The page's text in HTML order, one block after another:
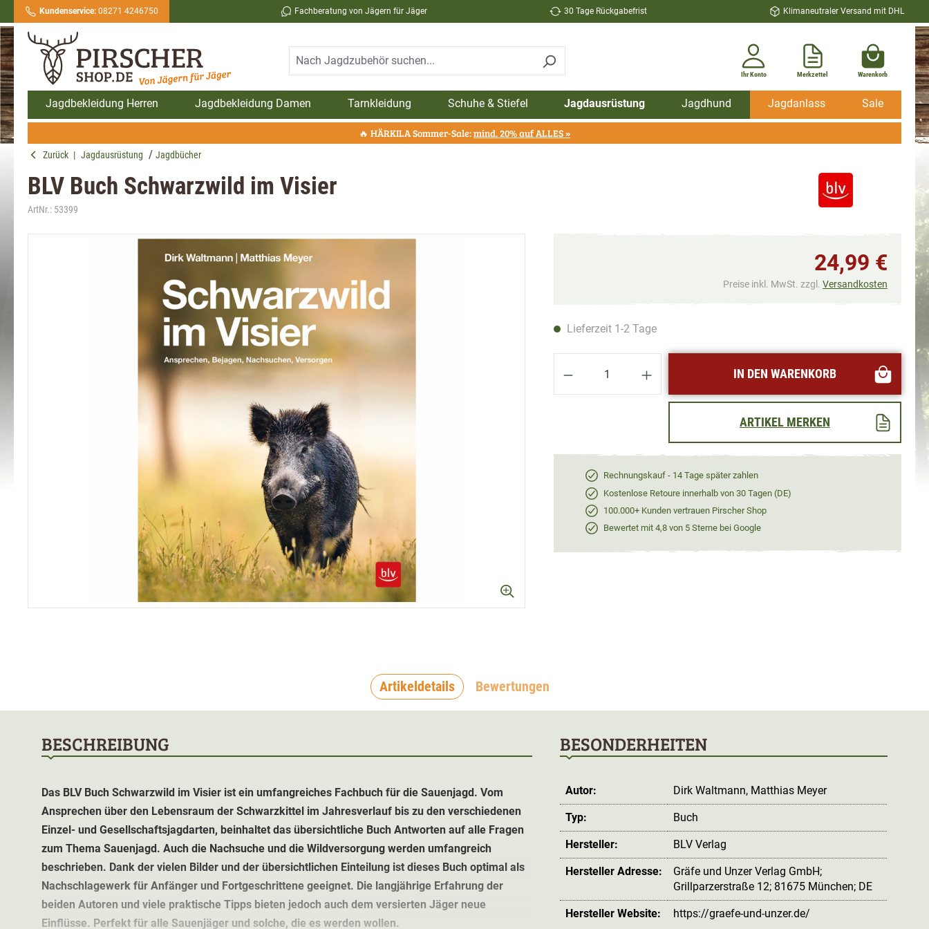
Zur Hauptnavigation springen
Kundenservice:08271 4246750 Fachberatung von Jägern für Jäger 30 Tage Rückgabefrist Klimaneutraler Versand mit DHL
Ihr Konto Merkzettel Warenkorb
Jagdbekleidung Herren Jagdbekleidung Damen Tarnkleidung Schuhe & Stiefel Jagdausrüstung Jagdhund Jagdanlass Sale
🔥 HÄRKILA Sommer-Sale:mind. 20% auf ALLES »
Zurück | Jagdausrüstung Jagdbücher
BLV Buch Schwarzwild im Visier
ArtNr.: 53399
Bildergalerie überspringen
24,99 €
Preise inkl. MwSt. zzgl. Versandkosten
Lieferzeit 1-2 Tage
Produkt Anzahl: Gib den gewünschten Wert ein
IN DEN WARENKORB
ARTIKEL MERKEN
Rechnungskauf - 14 Tage später zahlen
Kostenlose Retoure innerhalb von 30 Tagen (DE)
100.000+ Kunden vertrauen Pirscher Shop
Bewertet mit 4,8 von 5 Sterne bei Google
Artikeldetails Bewertungen
BESCHREIBUNG
Das BLV Buch Schwarzwild im Visier ist ein umfangreiches Fachbuch für die Sauenjagd. Vom
Ansprechen über den Lebensraum der Schwarzkittel im Jahresverlauf bis zu den verschiedenen
Einzel- und Gesellschaftsjagdarten, beinhaltet das übersichtliche Buch Antworten auf alle Fragen
zum Thema Sauenjagd. Auch die Nachsuche und die Wildversorgung werden umfangreich
beschrieben. Dank der vielen Bilder und der übersichtlichen Einteilung ist dieses Buch optimal als
Nachschlagewerk für Anfänger und Fortgeschrittene geeignet. Die langjährige Erfahrung der
beiden Autoren und viele praktische Tipps bieten jedoch auch dem versierten Jäger neue
Einflüsse. Perfekt für alle Sauenjäger und solche, die es werden wollen.
BESONDERHEITEN
Autor: Dirk Waltmann, Matthias Meyer
Typ: Buch
Hersteller: BLV Verlag
Hersteller Adresse:
Gräfe und Unzer Verlag GmbH;
Grillparzerstraße 12; 81675 München; DE
Hersteller Website: https://graefe-und-unzer.de/